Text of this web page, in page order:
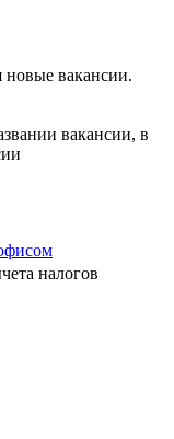
новые вакансии.
вакансии, в
налогов